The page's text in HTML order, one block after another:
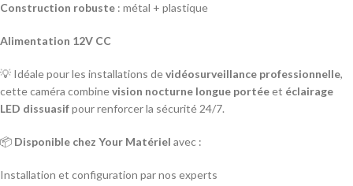
Construction robuste : métal + plastique
Alimentation 12V CC
💡 Idéale pour les installations devidéosurveillance professionnelle,
cette caméra combinevision nocturne longue portéeet éclairage
LED dissuasifpour renforcer la sécurité 24/7.
📦 Disponible chez Your Matériel avec :
Installation et configuration par nos experts